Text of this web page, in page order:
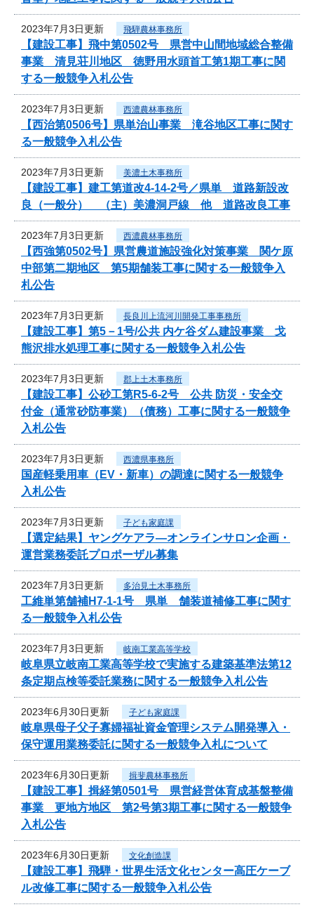
2023年7月3日更新 飛騨農林事務所
【建設工事】飛中第0502号 県営中山間地域総合整備
事業 清見荘川地区 徳野用水頭首工第1期工事に関
する一般競争入札公告
2023年7月3日更新 西濃農林事務所
【西治第0506号】県単治山事業 滝谷地区工事に関す
る一般競争入札公告
2023年7月3日更新 美濃土木事務所
【建設工事】建工第道改4-14-2号／県単 道路新設改
良（一般分） （主）美濃洞戸線 他 道路改良工事
2023年7月3日更新 西濃農林事務所
【西強第0502号】県営農道施設強化対策事業 関ケ原
中部第二期地区 第5期舗装工事に関する一般競争入
札公告
2023年7月3日更新 長良川上流河川開発工事事務所
【建設工事】第5－1号/公共 内ケ谷ダム建設事業 戈
熊沢排水処理工事に関する一般競争入札公告
2023年7月3日更新 郡上土木事務所
【建設工事】公砂工第R5-6-2号 公共 防災・安全交
付金（通常砂防事業）（債務）工事に関する一般競争
入札公告
2023年7月3日更新 西濃県事務所
国産軽乗用車（EV・新車）の調達に関する一般競争
入札公告
2023年7月3日更新 子ども家庭課
【選定結果】ヤングケアラ―オンラインサロン企画・
運営業務委託プロポーザル募集
2023年7月3日更新 多治見土木事務所
工維単第舗補H7-1-1号 県単 舗装道補修工事に関す
る一般競争入札公告
2023年7月3日更新 岐南工業高等学校
岐阜県立岐南工業高等学校で実施する建築基準法第12
条定期点検等委託業務に関する一般競争入札公告
2023年6月30日更新 子ども家庭課
岐阜県母子父子寡婦福祉資金管理システム開発導入・
保守運用業務委託に関する一般競争入札について
2023年6月30日更新 揖斐農林事務所
【建設工事】揖経第0501号 県営経営体育成基盤整備
事業 更地方地区 第2号第3期工事に関する一般競争
入札公告
2023年6月30日更新 文化創造課
【建設工事】飛騨・世界生活文化センター高圧ケーブ
ル改修工事に関する一般競争入札公告